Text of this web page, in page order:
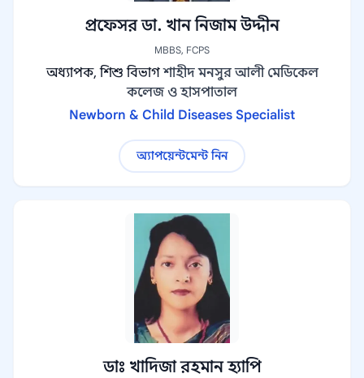
প্রফেসর ডা. খান নিজাম উদ্দীন
MBBS, FCPS
অধ্যাপক, শিশু বিভাগ শাহীদ মনসুর আলী মেডিকেল
কলেজ ও হাসপাতাল
Newborn & Child Diseases Specialist
অ্যাপয়েন্টমেন্ট নিন
ডাঃ খাদিজা রহমান হ্যাপি